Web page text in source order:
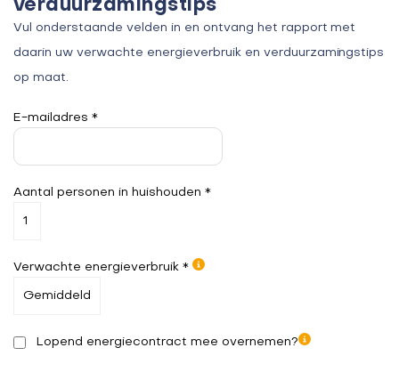
verduurzamingstips
Vul onderstaande velden in en ontvang het rapport met
daarin uw verwachte energieverbruik en verduurzamingstips
op maat.
E-mailadres *
Aantal personen in huishouden *
Verwachte energieverbruik *
Lopend energiecontract mee overnemen?